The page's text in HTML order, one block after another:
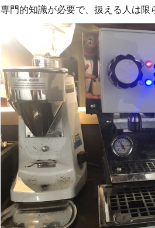
専門的知識が必要で、扱える人は限